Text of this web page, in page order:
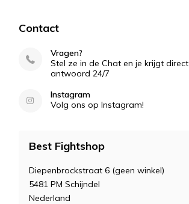
Contact
Vragen?
Stel ze in de Chat en je krijgt direct
antwoord 24/7
Instagram
Volg ons op Instagram!
Best Fightshop
Diepenbrockstraat 6 (geen winkel)
5481 PM Schijndel
Nederland